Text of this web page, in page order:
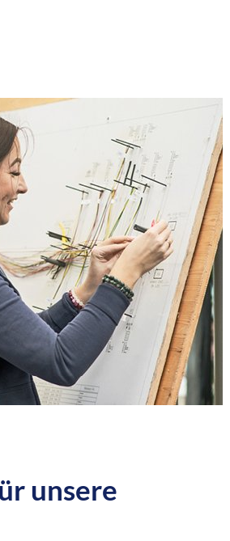
unsere